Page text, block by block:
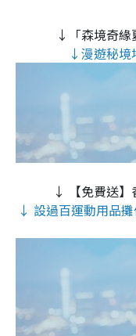
↓「森境奇緣
↓漫遊秘境
↓ 【免費送】
↓ 設過百運動用品